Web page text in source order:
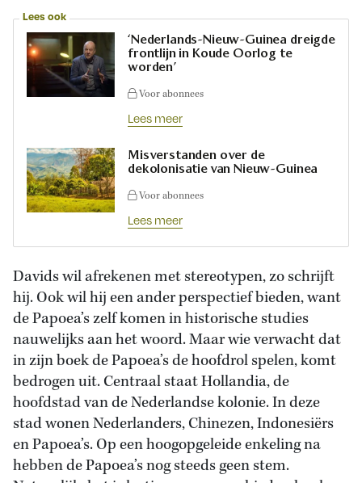
Lees ook
‘Nederlands-Nieuw-Guinea dreigde
frontlijn in Koude Oorlog te
worden’
Voor abonnees
Lees meer
Misverstanden over de
dekolonisatie van Nieuw-Guinea
Voor abonnees
Lees meer
Davids wil afrekenen met stereotypen, zo schrijft
hij. Ook wil hij een ander perspectief bieden, want
de Papoea’s zelf komen in historische studies
nauwelijks aan het woord. Maar wie verwacht dat
in zijn boek de Papoea’s de hoofdrol spelen, komt
bedrogen uit. Centraal staat Hollandia, de
hoofdstad van de Nederlandse kolonie. In deze
stad wonen Nederlanders, Chinezen, Indonesiërs
en Papoea’s. Op een hoogopgeleide enkeling na
hebben de Papoea’s nog steeds geen stem.